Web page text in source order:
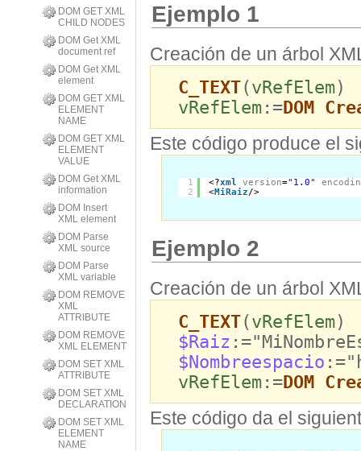
DOM GET XML
CHILD NODES
DOM Get XML
document ref
DOM Get XML
element
DOM GET XML
ELEMENT
NAME
DOM GET XML
ELEMENT
VALUE
DOM Get XML
information
DOM Insert
XML element
DOM Parse
XML source
DOM Parse
XML variable
DOM REMOVE
XML
ATTRIBUTE
DOM REMOVE
XML ELEMENT
DOM SET XML
ATTRIBUTE
DOM SET XML
DECLARATION
DOM SET XML
ELEMENT
NAME
Ejemplo 1
Creación de un árbol
C_TEXT(vRefElem)
vRefElem:=DOM
Este código produce el
1
2
<?xml version="1.0"
<MiRaiz/>
Ejemplo 2
Creación de un árbol
C_TEXT(vRefElem)
$Raiz
$Nombreespacio
vRefElem:=DOM
Este código da el